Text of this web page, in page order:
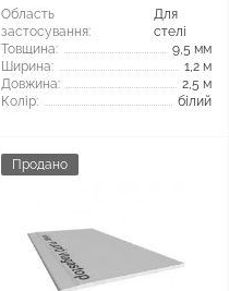
Область
застосування:
Для
стелі
Товщина:
9,5 мм
Ширина:
1,2 м
Довжина:
2,5 м
Колір:
білий
Продано